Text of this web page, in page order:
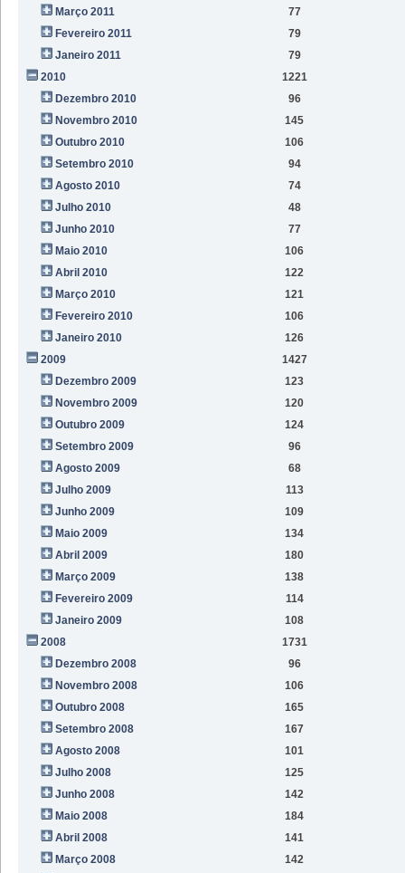
Março 2011
77
Fevereiro 2011
79
Janeiro 2011
79
2010
1221
Dezembro 2010
96
Novembro 2010
145
Outubro 2010
106
Setembro 2010
94
Agosto 2010
74
Julho 2010
48
Junho 2010
77
Maio 2010
106
Abril 2010
122
Março 2010
121
Fevereiro 2010
106
Janeiro 2010
126
2009
1427
Dezembro 2009
123
Novembro 2009
120
Outubro 2009
124
Setembro 2009
96
Agosto 2009
68
Julho 2009
113
Junho 2009
109
Maio 2009
134
Abril 2009
180
Março 2009
138
Fevereiro 2009
114
Janeiro 2009
108
2008
1731
Dezembro 2008
96
Novembro 2008
106
Outubro 2008
165
Setembro 2008
167
Agosto 2008
101
Julho 2008
125
Junho 2008
142
Maio 2008
184
Abril 2008
141
Março 2008
142